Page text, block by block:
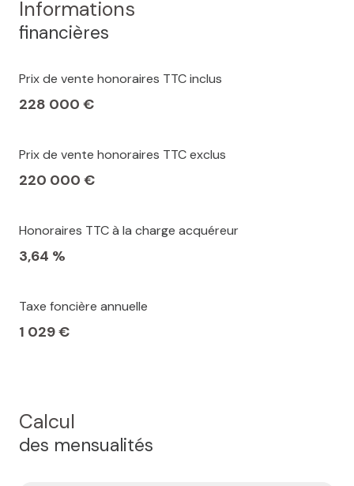
accès handicapé
Informations
financières
Prix de vente honoraires TTC inclus
228 000 €
Prix de vente honoraires TTC exclus
220 000 €
Honoraires TTC à la charge acquéreur
3,64 %
Taxe foncière annuelle
1 029 €
Calcul
des mensualités